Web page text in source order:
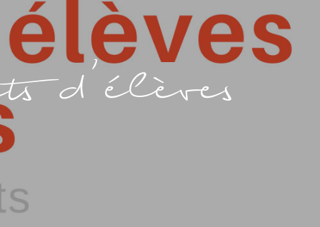
d’élèves